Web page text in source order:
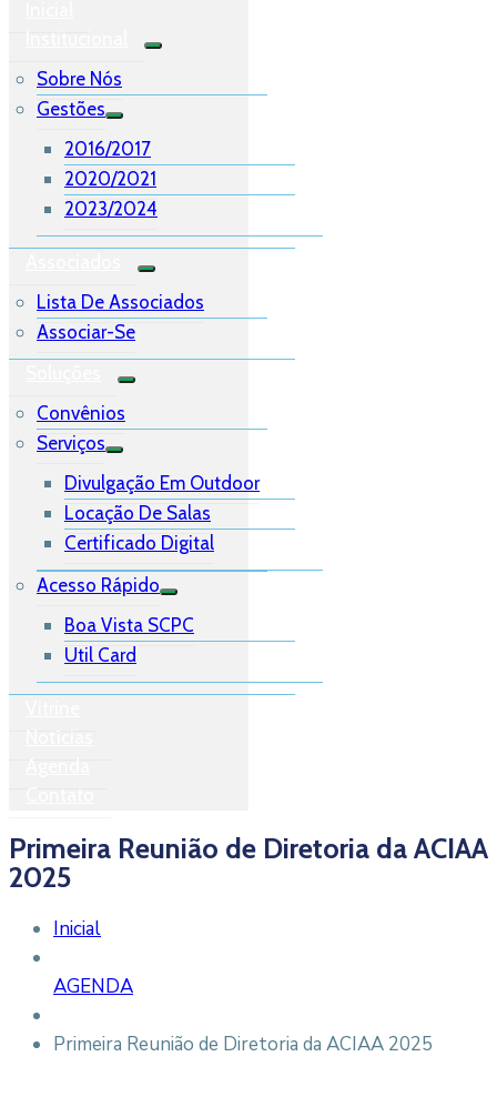
Sobre Nós
Gestões
2016/2017
2020/2021
2023/2024
Lista De Associados
Associar-Se
Convênios
Serviços
Divulgação Em Outdoor
Locação De Salas
Certificado Digital
Acesso Rápido
Boa Vista SCPC
Util Card
Primeira Reunião de Diretoria da ACIAA
2025
Inicial
AGENDA
Primeira Reunião de Diretoria da ACIAA 2025